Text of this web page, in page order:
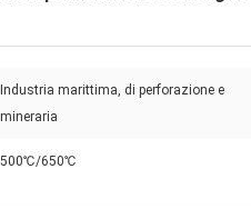
Industria marittima, di perforazione e
mineraria
500℃/650℃